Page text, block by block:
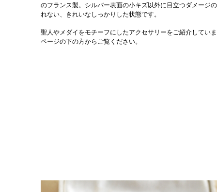
のフランス製。シルバー表面の小キズ以外に目立つダメージ
れない、きれいなしっかりした状態です。
聖人やメダイをモチーフにしたアクセサリーをご紹介してい
ページの下の方からご覧ください。